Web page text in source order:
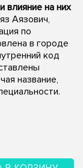
влияние на них
Аязович,
по
в городе
код
название,